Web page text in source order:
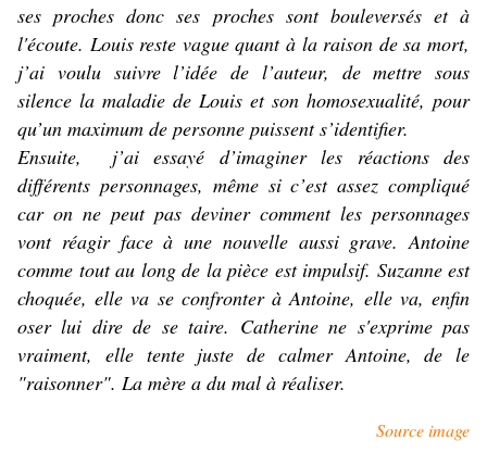
ses proches donc ses proches sont bouleversés et à
l'écoute. Louis reste vague quant à la raison de sa mort,
j’ai voulu suivre l’idée de l’auteur, de mettre sous
silence la maladie de Louis et son homosexualité, pour
qu’un maximum de personne puissent s’identifier.
Ensuite, j’ai essayé d’imaginer les réactions des
différents personnages, même si c’est assez compliqué
car on ne peut pas deviner comment les personnages
vont réagir face à une nouvelle aussi grave. Antoine
comme tout au long de la pièce est impulsif. Suzanne est
choquée, elle va se confronter à Antoine, elle va, enfin
oser lui dire de se taire. Catherine ne s'exprime pas
vraiment, elle tente juste de calmer Antoine, de le
"raisonner". La mère a du mal à réaliser.
Source image